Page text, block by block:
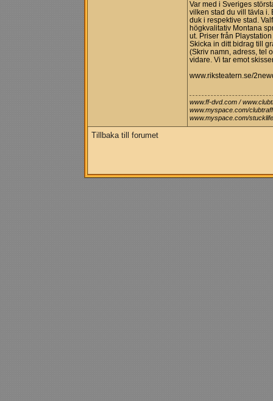
Var med i Sveriges
vilken stad du vill tävla i.
duk i respektive stad.
högkvalitativ Montana
ut. Priser från
Skicka in ditt bidrag till
(Skriv namn, adress, tel
vidare. Vi tar emot
www.riksteatern.se/
www.ff-dvd.com /
www.myspace.com/
www.myspace.com/
Tillbaka till forumet